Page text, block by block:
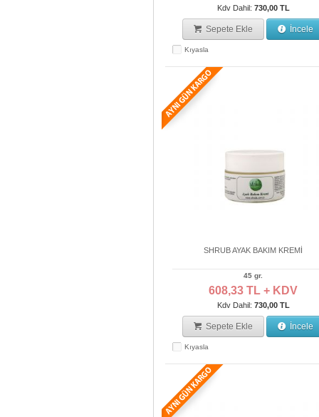
Kdv Dahil: 730,00 TL
Sepete Ekle İncele
Kıyasla
SHRUB AYAK BAKIM KREMİ
45 gr.
608,33 TL + KDV
Kdv Dahil: 730,00 TL
Sepete Ekle İncele
Kıyasla